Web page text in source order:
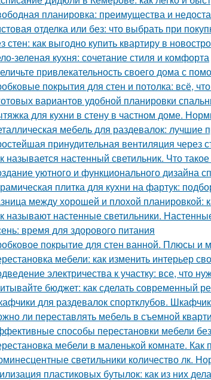
планировка: преимущества и
отделка или без: что выбрать при
стен: как выгодно купить квартиру в
зеленая кухня: сочетание стиля и комфорта
привлекательность своего дома с
покрытия для стен и потолка: всё,
вариантов удобной планировки
для кухни в стену в частном доме.
мебель для раздевалок: лучшие
принудительная вентиляция через
называется настенный светильник. Что
уютного и функционального дизайна
плитка для кухни на фартук:
между хорошей и плохой планировкой:
называют настенные светильники.
время для здорового питания
покрытие для стен ванной. Плюсы и
мебели: как изменить интерьер
электричества к участку: все, что
бюджет: как сделать современный
для раздевалок спортклубов.
ли переставлять мебель в съемной
способы перестановки мебели
мебели в маленькой комнате. Как
светильники количество лк.
пластиковых бутылок: как из них